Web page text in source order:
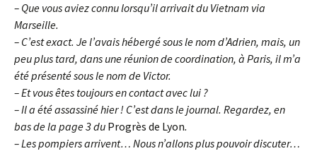
– Que vous aviez connu lorsqu’il arrivait du Vietnam via
Marseille.
– C’est exact. Je l’avais hébergé sous le nom d’Adrien, mais, un
peu plus tard, dans une réunion de coordination, à Paris, il m’a
été présenté sous le nom de Victor.
– Et vous êtes toujours en contact avec lui ?
– Il a été assassiné hier ! C’est dans le journal. Regardez, en
bas de la page 3 du Progrès de Lyon.
– Les pompiers arrivent… Nous n’allons plus pouvoir discuter…